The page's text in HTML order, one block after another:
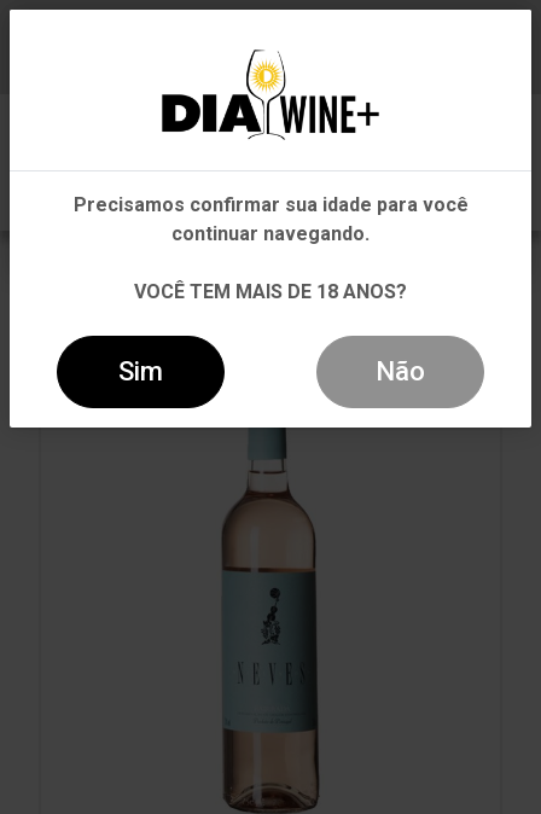
VINHO NELSON NEVES BAIRRADA MERLOT ROSÉ
Em que Estado você está?
Pernambuco
Outros Estados
Precisamos confirmar sua idade para você
continuar navegando.
VOCÊ TEM MAIS DE 18 ANOS?
Sim Não